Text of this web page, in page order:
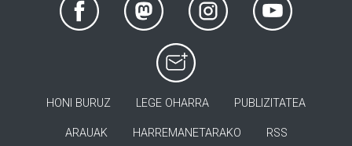
HONI BURUZ LEGE OHARRA PUBLIZITATEA
ARAUAK HARREMANETARAKO RSS